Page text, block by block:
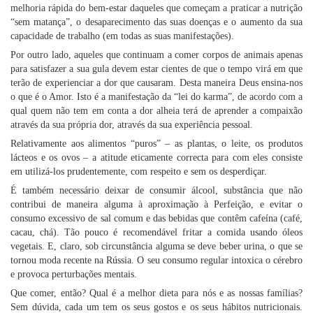
melhoria rápida do bem-estar daqueles que começam a praticar a nutrição
“sem matança”, o desaparecimento das suas doenças e o aumento da sua
capacidade de trabalho (em todas as suas manifestações).
Por outro lado, aqueles que continuam a comer corpos de animais apenas
para satisfazer a sua gula devem estar cientes de que o tempo virá em que
terão de experienciar a dor que causaram. Desta maneira Deus ensina-nos
o que é o Amor. Isto é a manifestação da “lei do karma”, de acordo com a
qual quem não tem em conta a dor alheia terá de aprender a compaixão
através da sua própria dor, através da sua experiência pessoal.
Relativamente aos alimentos “puros” – as plantas, o leite, os produtos
lácteos e os ovos – a atitude eticamente correcta para com eles consiste
em utilizá-los prudentemente, com respeito e sem os desperdiçar.
É também necessário deixar de consumir álcool, substância que não
contribui de maneira alguma à aproximação à Perfeição, e evitar o
consumo excessivo de sal comum e das bebidas que contêm cafeína (café,
cacau, chá). Tão pouco é recomendável fritar a comida usando óleos
vegetais. E, claro, sob circunstância alguma se deve beber urina, o que se
tornou moda recente na Rússia. O seu consumo regular intoxica o cérebro
e provoca perturbações mentais.
Que comer, então? Qual é a melhor dieta para nós e as nossas famílias?
Sem dúvida, cada um tem os seus gostos e os seus hábitos nutricionais.